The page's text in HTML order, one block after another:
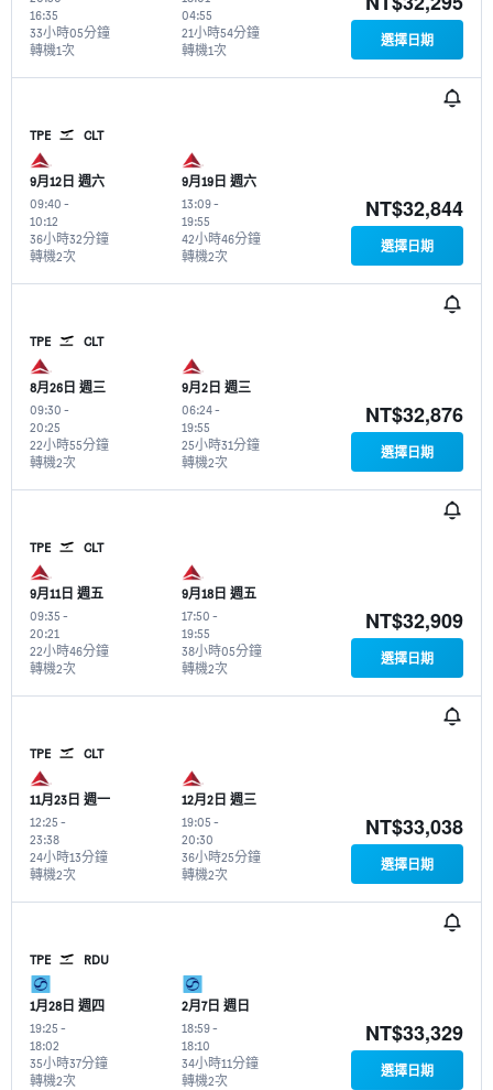
16:35
轉機1次
33小時05分鐘
04:55
轉機1次
21小時54分鐘 選擇日期
TPE CLT
9月12日 週六
09:40 -
10:12
轉機2次
36小時32分鐘
9月19日 週六
13:09-
19:55
轉機2次
42小時46分鐘
NT$32,844
選擇日期
TPE CLT
8月26日 週三
09:30 -
20:25
轉機2次
22小時55分鐘
9月2日 週三
06:24-
19:55
轉機2次
25小時31分鐘
NT$32,876
選擇日期
TPE CLT
9月11日 週五
09:35 -
20:21
轉機2次
22小時46分鐘
9月18日 週五
17:50 -
19:55
轉機2次
38小時05分鐘
NT$32,909
選擇日期
TPE CLT
11月23日 週一
12:25 -
23:38
轉機2次
24小時13分鐘
12月2日 週三
19:05 -
20:30
轉機2次
36小時25分鐘
NT$33,038
選擇日期
TPE RDU
1月28日 週四
19:25 -
18:02
轉機2次
35小時37分鐘
2月7日 週日
18:59-
18:10
轉機2次
34小時11分鐘
NT$33,329
選擇日期